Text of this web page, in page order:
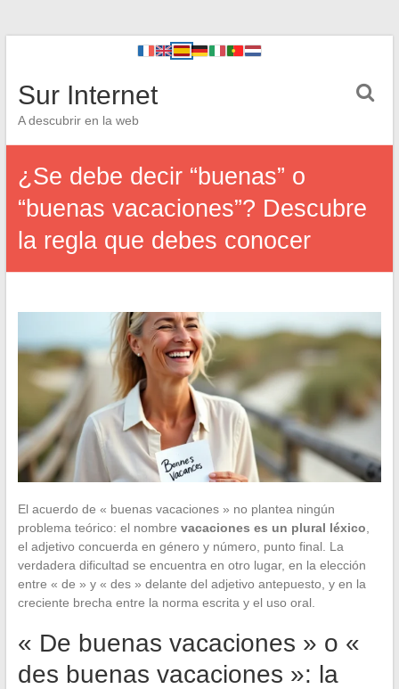
Sur Internet
A descubrir en la web
¿Se debe decir “buenas” o
“buenas vacaciones”? Descubre
la regla que debes conocer
El acuerdo de « buenas vacaciones » no plantea ningún
problema teórico: el nombre vacaciones es un plural léxico
el adjetivo concuerda en género y número, punto final. La
verdadera dificultad se encuentra en otro lugar, en la elección
entre « de » y « des » delante del adjetivo antepuesto, y en la
creciente brecha entre la norma escrita y el uso oral.
« De buenas vacaciones » o «
des buenas vacaciones »: la